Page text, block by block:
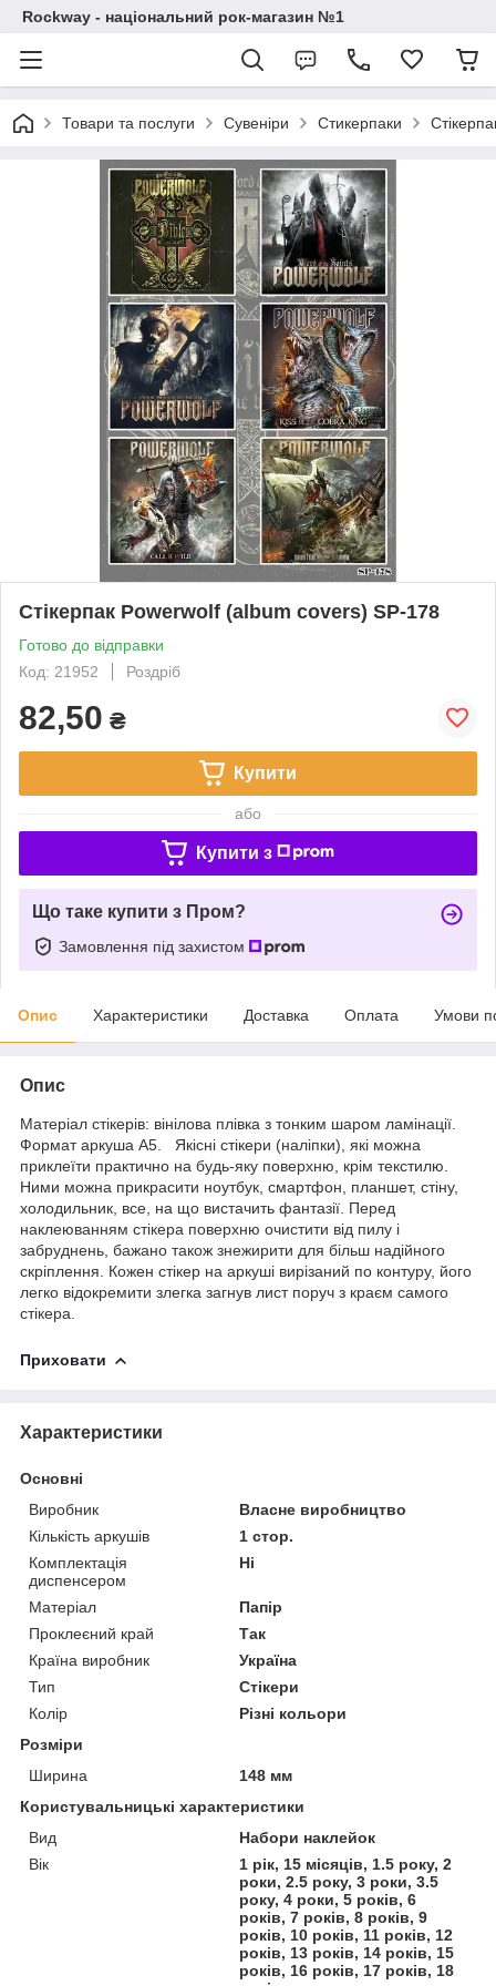
Rockway - національний рок-магазин №1
Товари та послуги Сувеніри Стикерпаки
Стікерпак Powerwolf (album covers) SP-178
Готово до відправки
Код: 21952
Роздріб
82,50 ₴
Купити
або
Купити з
Що таке купити з Пром?
Замовлення під захистом
Опис Характеристики Доставка Оплата Умови
Опис
Матеріал стікерів: вінілова плівка з тонким шаром ламінації.
Формат аркуша А5. Якісні стікери (наліпки), які можна
приклеїти практично на будь-яку поверхню, крім текстилю.
Ними можна прикрасити ноутбук, смартфон, планшет, стіну,
холодильник, все, на що вистачить фантазії. Перед
наклеюванням стікера поверхню очистити від пилу і
забруднень, бажано також знежирити для більш надійного
скріплення. Кожен стікер на аркуші вирізаний по контуру, його
легко відокремити злегка загнув лист поруч з краєм самого
стікера.
Приховати
Характеристики
Основні
Виробник
Власне виробництво
Кількість аркушів
1 стор.
Комплектація
диспенсером
Ні
Матеріал
Папір
Проклеєний край
Так
Країна виробник
Україна
Тип
Стікери
Колір
Різні кольори
Розміри
Ширина
148 мм
Користувальницькі характеристики
Вид
Набори наклейок
Вік
1 рік, 15 місяців, 1.5 року, 2
роки, 2.5 року, 3 роки, 3.5
року, 4 роки, 5 років, 6
років, 7 років, 8 років, 9
років, 10 років, 11 років, 12
років, 13 років, 14 років, 15
років, 16 років, 17 років, 18